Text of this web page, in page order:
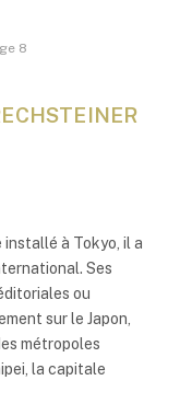
8
à Tokyo, il a
Ses
ou
sur le Japon,
métropoles
la capitale